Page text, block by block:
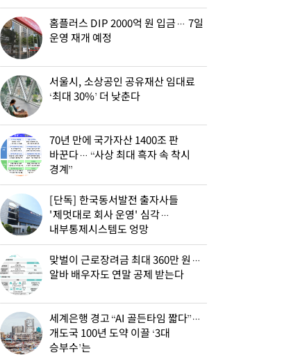
홈플러스 DIP 2000억 원 입금… 7일
운영 재개 예정
서울시, 소상공인 공유재산 임대료
‘최대 30%’ 더 낮춘다
70년 만에 국가자산 1400조 판
바꾼다… “사상 최대 흑자 속 착시
경계”
[단독] 한국동서발전 출자사들
'제멋대로 회사 운영' 심각…
내부통제시스템도 엉망
맞벌이 근로장려금 최대 360만 원…
알바 배우자도 연말 공제 받는다
세계은행 경고 “AI 골든타임 짧다”…
개도국 100년 도약 이끌 ‘3대
승부수’는